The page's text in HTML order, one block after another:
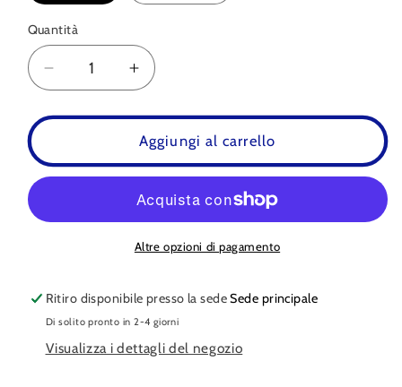
Quantità
Quantità
Diminuisci
quantità
per
Logo
SPARCO
TEAMWORK
3D
Aumenta
quantità
per
Portachiavi
Logo
SPARCO
TEAMWORK
3D
Aggiungi al carrello
Altre opzioni di pagamento
Ritiro disponibile presso la sedeSede principale
Di solito pronto in 2-4 giorni
Visualizza i dettagli del negozio